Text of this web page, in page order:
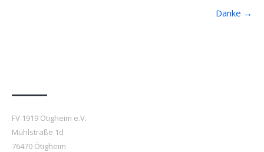
Danke →
FV 1919 Ötigheim e.V.
Mühlstraße 1d
76470 Ötigheim